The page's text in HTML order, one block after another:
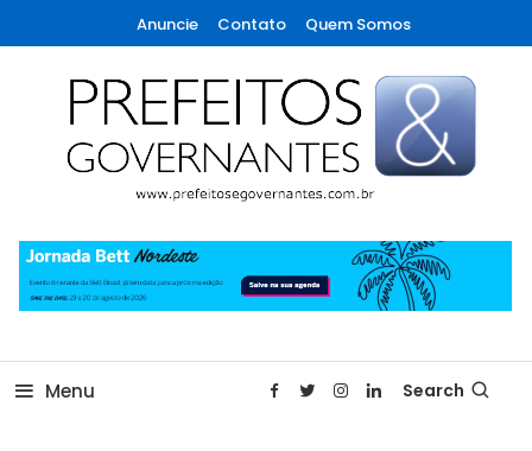
To
Content
Anuncie Contato Quem Somos
Prefeitos & Governantes
Menu Search